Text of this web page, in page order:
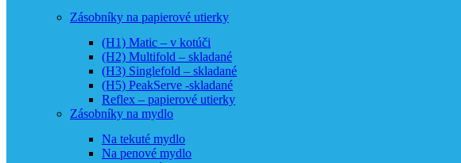
Zásobníky na papierové utierky
(H1) Matic – v kotúči
(H2) Multifold – skladané
(H3) Singlefold – skladané
(H5) PeakServe -skladané
Reflex – papierové utierky
Zásobníky na mydlo
Na tekuté mydlo
Na penové mydlo